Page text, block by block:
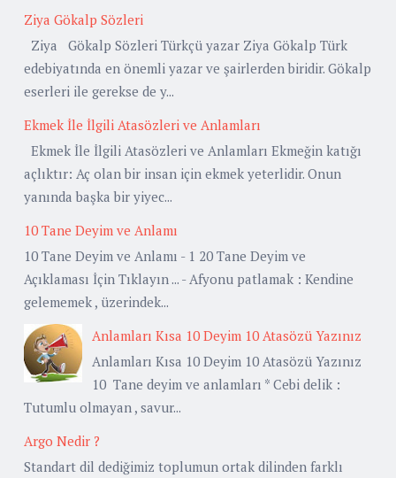
Ziya Gökalp Sözleri
Ziya Gökalp Sözleri Türkçü yazar Ziya Gökalp Türk
edebiyatında en önemli yazar ve şairlerden biridir. Gökalp
eserleri ile gerekse de y...
Ekmek İle İlgili Atasözleri ve Anlamları
Ekmek İle İlgili Atasözleri ve Anlamları Ekmeğin katığı
açlıktır: Aç olan bir insan için ekmek yeterlidir. Onun
yanında başka bir yiyec...
10 Tane Deyim ve Anlamı
10 Tane Deyim ve Anlamı - 1 20 Tane Deyim ve
Açıklaması İçin Tıklayın ... - Afyonu patlamak : Kendine
gelememek , üzerindek...
Anlamları Kısa 10 Deyim 10 Atasözü Yazınız
Anlamları Kısa 10 Deyim 10 Atasözü Yazınız
10 Tane deyim ve anlamları * Cebi delik :
Tutumlu olmayan , savur...
Argo Nedir ?
Standart dil dediğimiz toplumun ortak dilinden farklı